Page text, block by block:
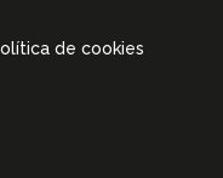
de cookies